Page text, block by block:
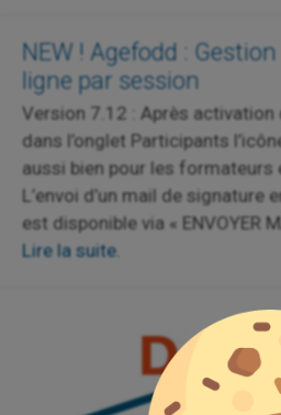
NEW ! Agefodd :
ligne par session
Version 7.12 : Après
dans l’onglet Participants
aussi bien pour les formateurs
L’envoi d’un mail de signature
est disponible via « ENVOYER
Lire la suite.